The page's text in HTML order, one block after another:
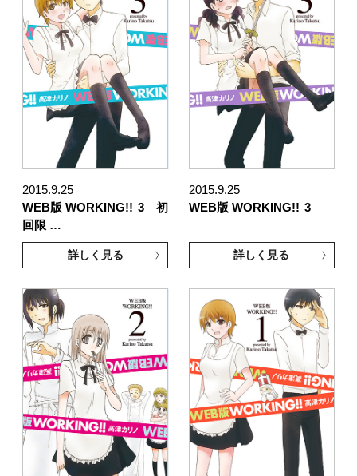
2015.9.25
WEB版 WORKING!! 3 初
回限 …
詳しく見る
2015.9.25
WEB版 WORKING!! 3
詳しく見る